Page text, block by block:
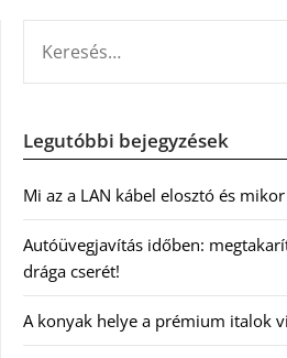
Legutóbbi bejegyzések
Mi az a LAN kábel elosztó és
Autóüvegjavítás időben:
drága cserét!
A konyak helye a prémium italok